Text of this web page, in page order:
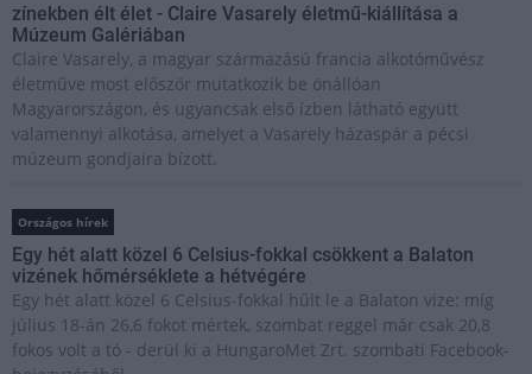
zínekben élt élet - Claire Vasarely életmű-kiállítása a
Múzeum Galériában
Claire Vasarely, a magyar származású francia alkotóművész
életműve most először mutatkozik be önállóan
Magyarországon, és ugyancsak első ízben látható együtt
valamennyi alkotása, amelyet a Vasarely házaspár a pécsi
múzeum gondjaira bízott.
Országos hírek
Egy hét alatt közel 6 Celsius-fokkal csökkent a Balaton
vizének hőmérséklete a hétvégére
Egy hét alatt közel 6 Celsius-fokkal hűlt le a Balaton vize: míg
július 18-án 26,6 fokot mértek, szombat reggel már csak 20,8
fokos volt a tó - derül ki a HungaroMet Zrt. szombati Facebook-